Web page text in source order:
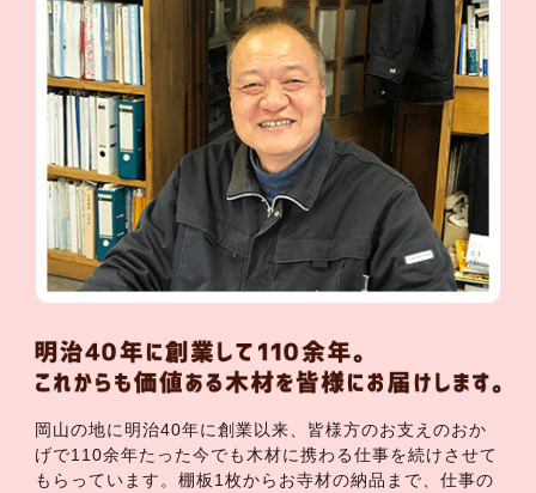
岡山の地に明治40年に創業以来、皆様方のお支えのおか
げで110余年たった今でも木材に携わる仕事を続けさせて
もらっています。棚板1枚からお寺材の納品まで、仕事の